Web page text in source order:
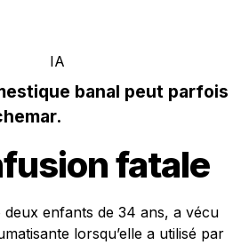
banal peut parfois
fatale
deux enfants de 34 ans, a vécu
lorsqu’elle a utilisé par